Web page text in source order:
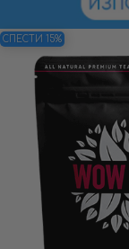
СПЕСТИ 15%